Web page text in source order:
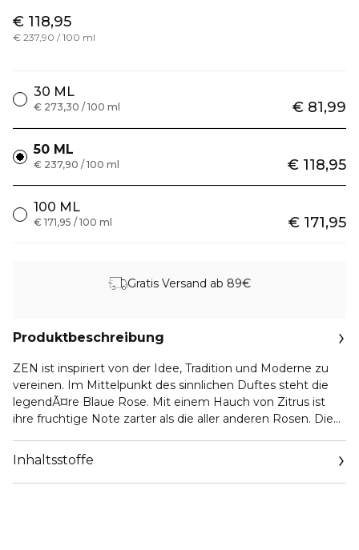
€ 118,95
€ 237,90 / 100 ml
30 ML
€ 81,99
€ 273,30 / 100 ml
50 ML
€ 118,95
€ 237,90 / 100 ml
100 ML
€ 171,95
€ 171,95 / 100 ml
Gratis Versand ab 89€
Produktbeschreibung
ZEN ist inspiriert von der Idee, Tradition und Moderne zu
vereinen. Im Mittelpunkt des sinnlichen Duftes steht die
legendÃ¤re Blaue Rose. Mit einem Hauch von Zitrus ist
ihre fruchtige Note zarter als die aller anderen Rosen. Die
Moschus, Veilchen und Freesie wirkt strahlend, frisch und
rein.Elegant und sehr feminin umgibt Sie ZEN mit einer
verfÃ¼hrerisch-sinnlichen, luxuriÃ¶sen Aura.DarÃ¼ber
Inhaltsstoffe